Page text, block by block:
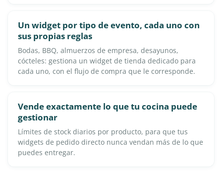
Un widget por tipo de evento, cada uno con
sus propias reglas
Bodas, BBQ, almuerzos de empresa, desayunos,
cócteles: gestiona un widget de tienda dedicado para
cada uno, con el flujo de compra que le corresponde.
Vende exactamente lo que tu cocina puede
gestionar
Límites de stock diarios por producto, para que tus
widgets de pedido directo nunca vendan más de lo que
puedes entregar.